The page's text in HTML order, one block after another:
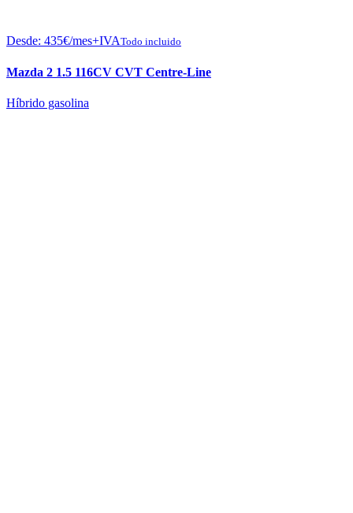
Desde: 435€/mes+IVATodo incluido
Mazda 2 1.5 116CV CVT Centre-Line
Híbrido gasolina